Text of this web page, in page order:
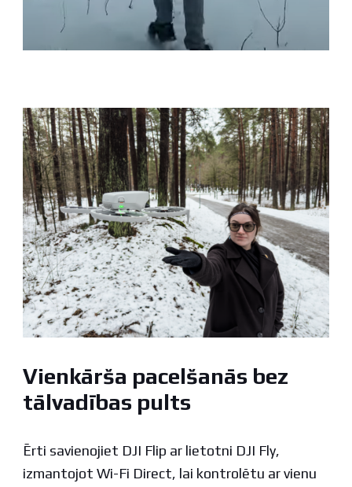
Vienkārša pacelšanās bez
tālvadības pults
Ērti savienojiet DJI Flip ar lietotni DJI Fly,
izmantojot Wi-Fi Direct, lai kontrolētu ar vienu